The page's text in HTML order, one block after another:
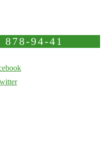
94-41